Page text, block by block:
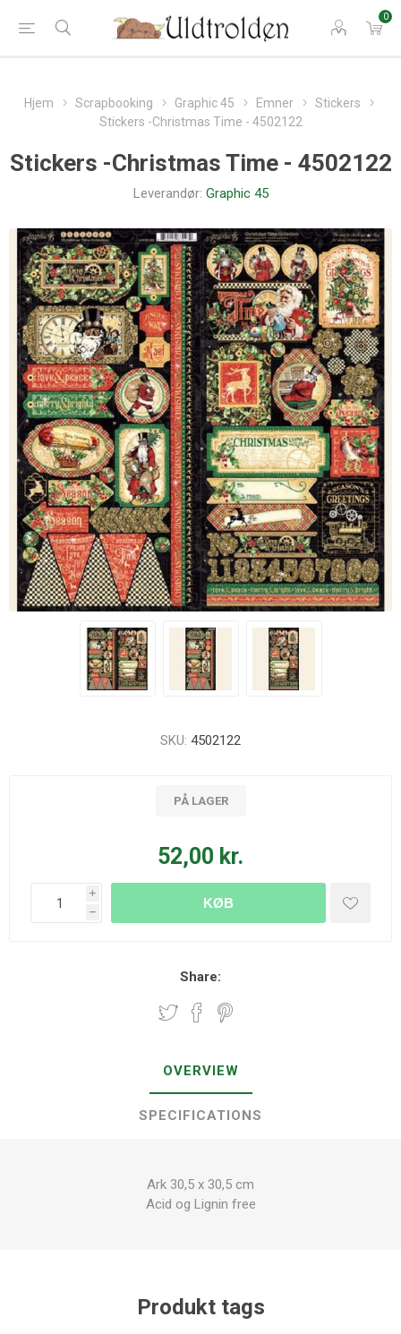
0
Hjem Scrapbooking Graphic 45 Emner
Stickers
Stickers -Christmas Time - 4502122
Stickers -Christmas Time - 4502122
Leverandør: Graphic 45
SKU: 4502122
PÅ LAGER
52,00 kr.
i
h
KØB
Share:
OVERVIEW
SPECIFICATIONS
Ark 30,5 x 30,5 cm
Acid og Lignin free
Produkt tags